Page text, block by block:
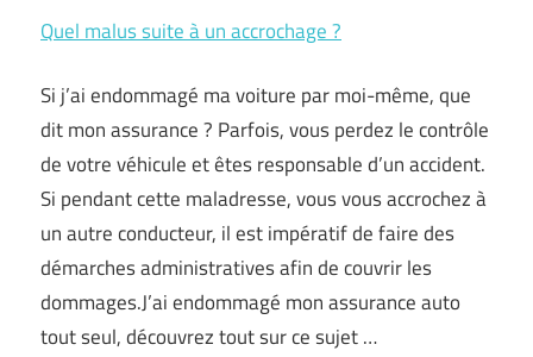
Quel malus suite à un accrochage ?
Si j’ai endommagé ma voiture par moi-même, que
dit mon assurance ? Parfois, vous perdez le contrôle
de votre véhicule et êtes responsable d’un accident.
Si pendant cette maladresse, vous vous accrochez à
un autre conducteur, il est impératif de faire des
démarches administratives afin de couvrir les
dommages.J’ai endommagé mon assurance auto
tout seul, découvrez tout sur ce sujet …